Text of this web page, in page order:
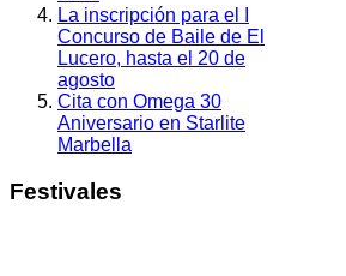
La inscripción para el I
Concurso de Baile de El
Lucero, hasta el 20 de
agosto
Cita con Omega 30
Aniversario en Starlite
Marbella
Festivales